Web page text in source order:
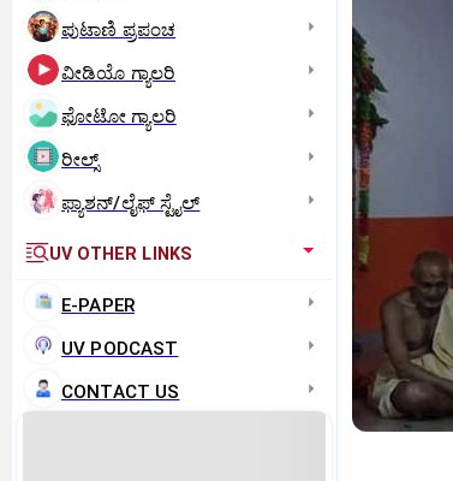
ಪುಟಾಣಿ ಪ್ರಪಂಚ
ವೀಡಿಯೊ ಗ್ಯಾಲರಿ
ಫೋಟೋ ಗ್ಯಾಲರಿ
ರೀಲ್ಸ್
ಫ್ಯಾಶನ್/ಲೈಫ್‌ ಸ್ಟೈಲ್
UV OTHER LINKS
E-PAPER
UV PODCAST
CONTACT US